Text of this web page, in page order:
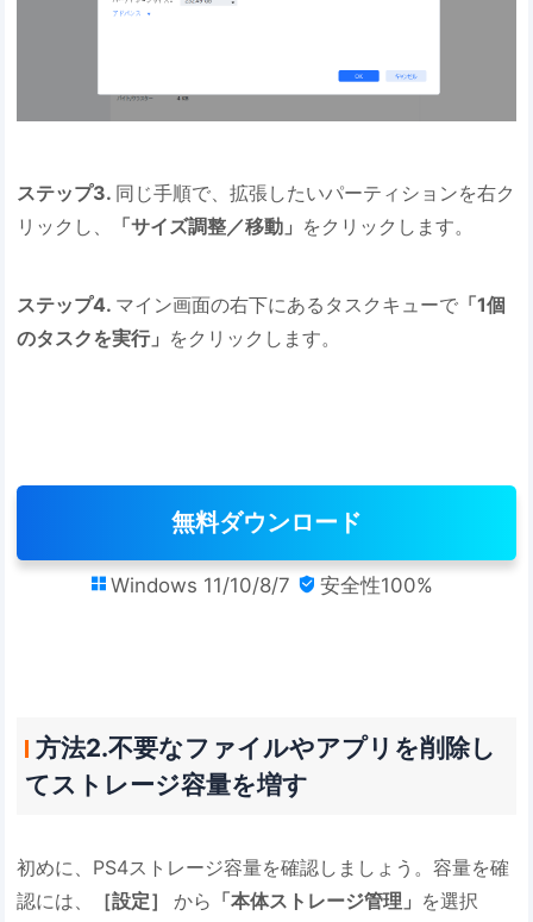
ステップ3. 同じ手順で、拡張したいパーティションを右ク
リックし、
「サイズ調整／移動」 をクリックします。
ステップ4. マイン画面の右下にあるタスクキューで 「1個
のタスクを実行」 をクリックします。
無料ダウンロード
 Windows 11/10/8/7  安全性100%
方法2.不要なファイルやアプリを削除し
てストレージ容量を増す
初めに、PS4ストレージ容量を確認しましょう。容量を確
認には、
［設定］から 「本体ストレージ管理」 を選択